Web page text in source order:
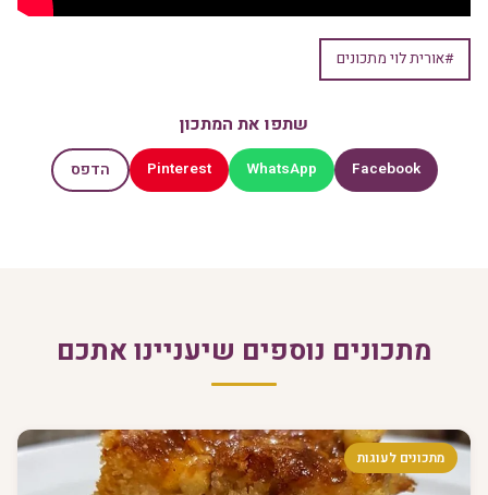
#אורית לוי מתכונים
שתפו את המתכון
Facebook
WhatsApp
Pinterest הדפס
מתכונים נוספים שיעניינו אתכם
מתכונים לעוגות